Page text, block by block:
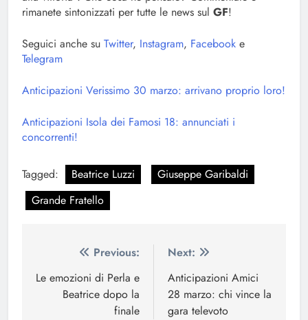
rimanete sintonizzati per tutte le news sul GF!
Seguici anche su Twitter, Instagram, Facebook e
Telegram
Anticipazioni Verissimo 30 marzo: arrivano proprio loro!
Anticipazioni Isola dei Famosi 18: annunciati i
concorrenti!
Tagged: Beatrice Luzzi
Giuseppe Garibaldi
Grande Fratello
Navigazione
articoli
Previous:
Le emozioni di Perla e
Beatrice dopo la
finale
Next:
Anticipazioni Amici
28 marzo: chi vince la
gara televoto